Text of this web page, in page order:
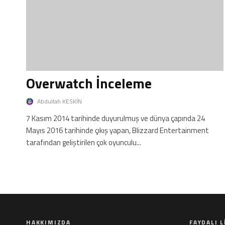
Overwatch İnceleme
Abdullah KESKİN
7 Kasım 2014 tarihinde duyurulmuş ve dünya çapında 24
Mayıs 2016 tarihinde çıkış yapan, Blizzard Entertainment
tarafından geliştirilen çok oyunculu...
HAKKIMIZDA FAYDALI